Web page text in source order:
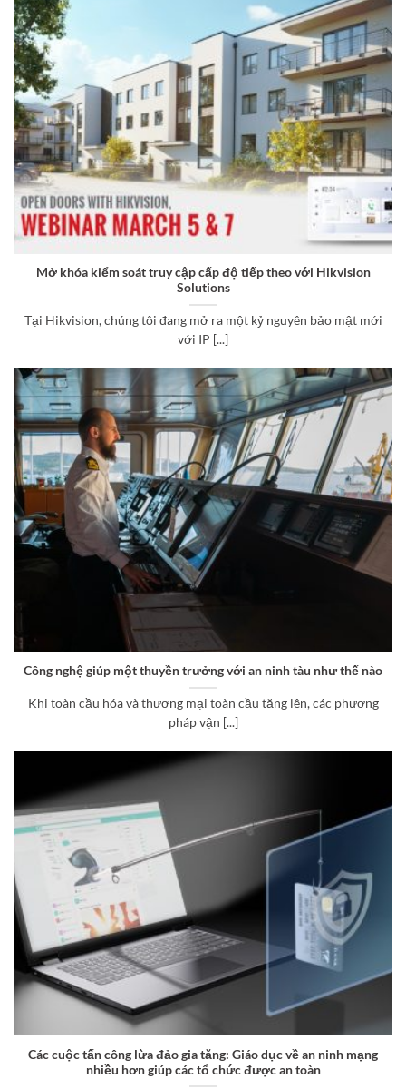
Mở khóa kiểm soát truy cập cấp độ tiếp theo với Hikvision
Solutions
Tại Hikvision, chúng tôi đang mở ra một kỷ nguyên bảo mật mới
với IP [...]
Công nghệ giúp một thuyền trưởng với an ninh tàu như thế nào
Khi toàn cầu hóa và thương mại toàn cầu tăng lên, các phương
pháp vận [...]
Các cuộc tấn công lừa đảo gia tăng: Giáo dục về an ninh mạng
nhiều hơn giúp các tổ chức được an toàn